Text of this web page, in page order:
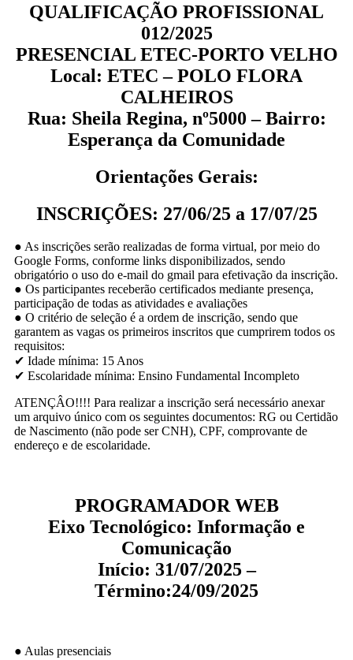
QUALIFICAÇÃO PROFISSIONAL
012/2025
PRESENCIAL ETEC-PORTO VELHO
Local: ETEC – POLO FLORA
CALHEIROS
Rua: Sheila Regina, nº5000 – Bairro:
Esperança da Comunidade
Orientações Gerais:
INSCRIÇÕES: 27/06/25 a 17/07/25
● As inscrições serão realizadas de forma virtual, por meio do
Google Forms, conforme links disponibilizados, sendo
obrigatório o uso do e-mail do gmail para efetivação da inscrição.
● Os participantes receberão certificados mediante presença,
participação de todas as atividades e avaliações
● O critério de seleção é a ordem de inscrição, sendo que
garantem as vagas os primeiros inscritos que cumprirem todos os
requisitos:
✔ Idade mínima: 15 Anos
✔ Escolaridade mínima: Ensino Fundamental Incompleto
ATENÇÂO!!!! Para realizar a inscrição será necessário anexar
um arquivo único com os seguintes documentos: RG ou Certidão
de Nascimento (não pode ser CNH), CPF, comprovante de
endereço e de escolaridade.
PROGRAMADOR WEB
Eixo Tecnológico: Informação e
Comunicação
Início: 31/07/2025 –
Término:24/09/2025
● Aulas presenciais